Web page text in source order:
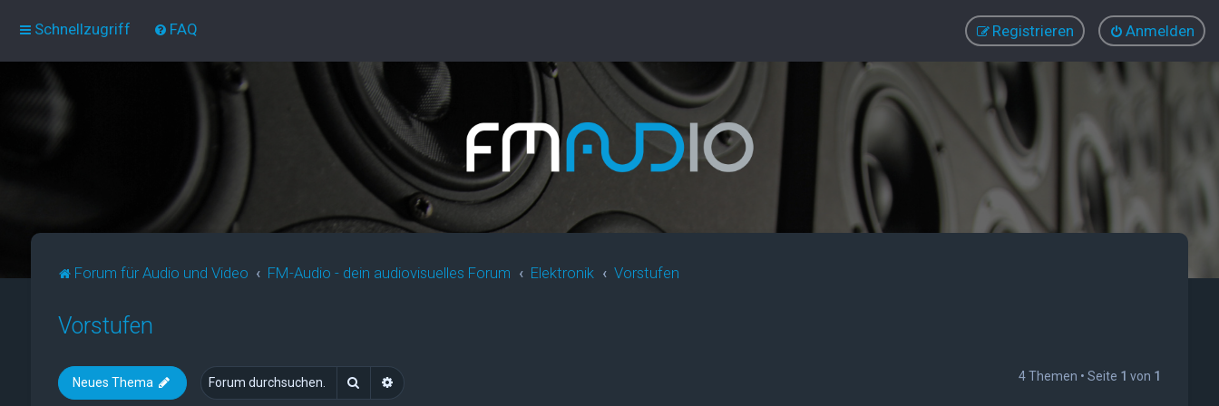
Schnellzugriff FAQ Anmelden
Registrieren
Forum für Audio und Video FM-Audio - dein audiovisuelles Forum Elektronik Vorstufen
Vorstufen
Neues Thema Suche Erweiterte Suche 4 Themen • Seite 1 von 1